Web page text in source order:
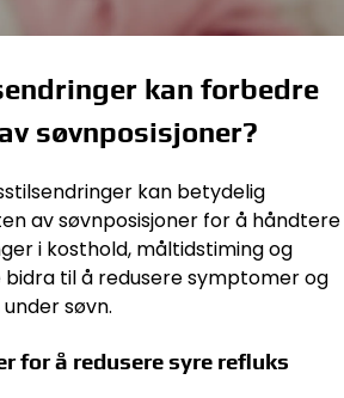
kan forbedre
søvnposisjoner?
kan betydelig
av søvnposisjoner for å håndtere
i kosthold, måltidstiming og
til å redusere symptomer og
søvn.
for å redusere syre refluks